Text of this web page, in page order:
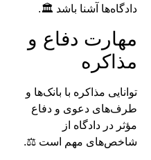
دادگاه‌ها آشنا باشد 🏛️.
مهارت دفاع و
مذاکره
توانایی مذاکره با بانک‌ها و
طرف‌های دعوی و دفاع
مؤثر در دادگاه از
شاخص‌های مهم است ⚖️.